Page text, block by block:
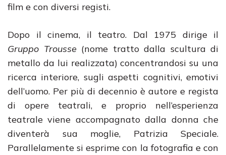
film e con diversi registi.
Dopo il cinema, il teatro. Dal 1975 dirige il
Gruppo Trousse (nome tratto dalla scultura di
metallo da lui realizzata) concentrandosi su una
ricerca interiore, sugli aspetti cognitivi, emotivi
dell’uomo. Per più di decennio è autore e regista
di opere teatrali, e proprio nell’esperienza
teatrale viene accompagnato dalla donna che
diventerà sua moglie, Patrizia Speciale.
Parallelamente si esprime con la fotografia e con